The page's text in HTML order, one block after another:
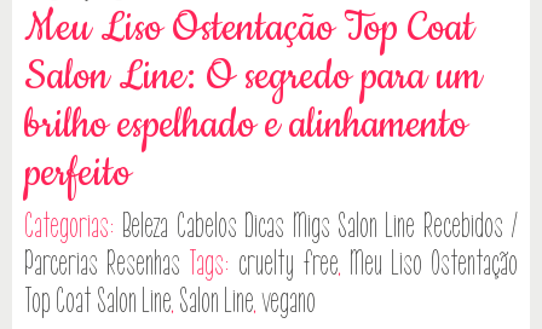
Meu Liso Ostentação Top Coat
Salon Line: O segredo para um
brilho espelhado e alinhamento
perfeito
Categorias: Beleza Cabelos Dicas Migs Salon Line Recebidos /
Parcerias Resenhas Tags: cruelty free, Meu Liso Ostentação
Top Coat Salon Line, Salon Line,vegano